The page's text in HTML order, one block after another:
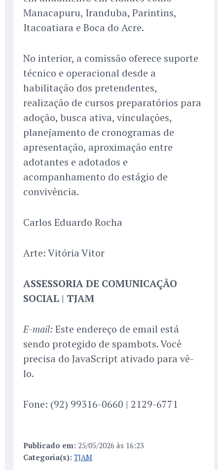
Manacapuru, Iranduba, Parintins,
Itacoatiara e Boca do Acre.
No interior, a comissão oferece suporte
técnico e operacional desde a
habilitação dos pretendentes,
realização de cursos preparatórios para
adoção, busca ativa, vinculações,
planejamento de cronogramas de
apresentação, aproximação entre
adotantes e adotados e
acompanhamento do estágio de
convivência.
Carlos Eduardo Rocha
Arte: Vitória Vitor
ASSESSORIA DE COMUNICAÇÃO
SOCIAL | TJAM
E-mail: Este endereço de email está
sendo protegido de spambots. Você
precisa do JavaScript ativado para vê-
lo.
Fone: (92) 99316-0660 | 2129-6771
Publicado em: 25/05/2026 às 16:23
Categoria(s): TJAM